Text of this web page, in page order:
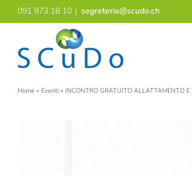
Salta
al
091 973 18 10 | segreteria@scudo.ch
Home » Eventi » INCONTRO GRATUITO ALLATTAMENTO